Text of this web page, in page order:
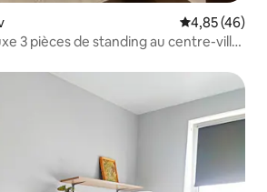
Évaluation
4,85 (46)
3 pièces de standing au centre-ville